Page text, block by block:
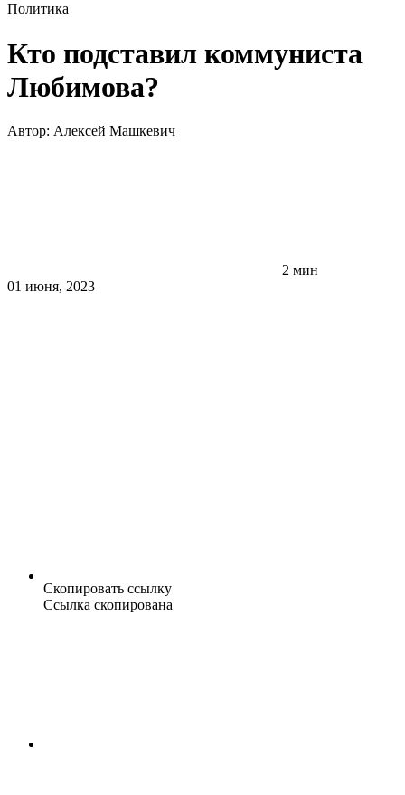
Политика
Кто подставил коммуниста
Любимова?
Автор: Алексей Машкевич
2 мин
01 июня, 2023
Скопировать ссылку
Ссылка скопирована